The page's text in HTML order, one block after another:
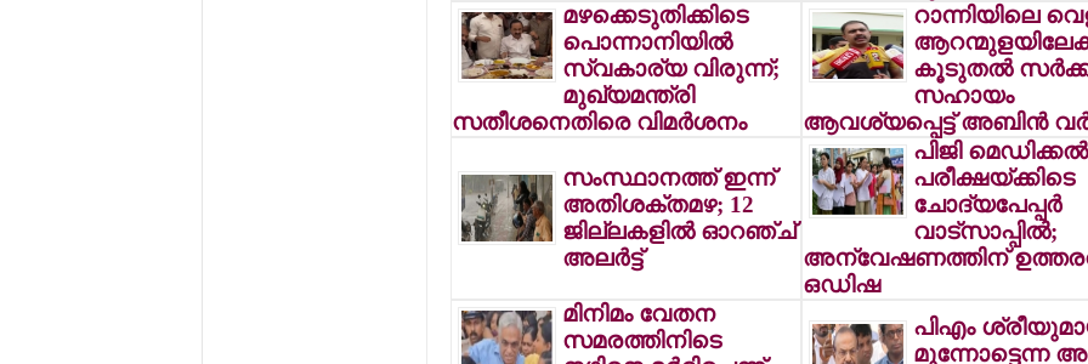
മഴക്കെടുതിക്കിടെ
പൊന്നാനിയില്‍
സ്വകാര്യ വിരുന്ന്;
മുഖ്യമന്ത്രി
സതീശനെതിരെ വിമര്‍ശനം
റാന്നിയിലെ
കൂടുതല്‍
സഹായം
ആവശ്യപ്പെട്ട് അബിന്‍
സംസ്ഥാനത്ത് ഇന്ന്
അതിശക്തമഴ; 12
ജില്ലകളില്‍ ഓറഞ്ച്
അലര്‍ട്ട്
പിജി മെഡിക്കല്‍
പരീക്ഷയ്ക്കിടെ
ചോദ്യപേപ്പര്‍
വാട്സാപ്പില്‍;
അന്വേഷണത്തിന്
ഒഡിഷ
മിനിമം വേതന
സമരത്തിനിടെ
പിഎം
മുന്നോട്ടെന്ന